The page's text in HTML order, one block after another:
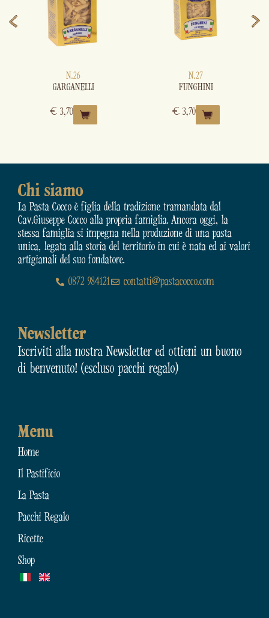
N.26
GARGANELLI
€3,70
N.27
FUNGHINI
€3,70
Chi siamo
La Pasta Cocco è figlia della tradizione tramandata dal
Cav.Giuseppe Cocco alla propria famiglia. Ancora oggi, la
stessa famiglia si impegna nella produzione di una pasta
unica, legata alla storia del territorio in cui è nata ed ai valori
artigianali del suo fondatore.
0872 984121
contatti@pastacocco.com
Menu
Home
Il Pastificio
La Pasta
Pacchi Regalo
Ricette
Shop
Newsletter
Iscriviti alla nostra Newsletter ed ottieni un buono
di benvenuto! (escluso pacchi regalo)